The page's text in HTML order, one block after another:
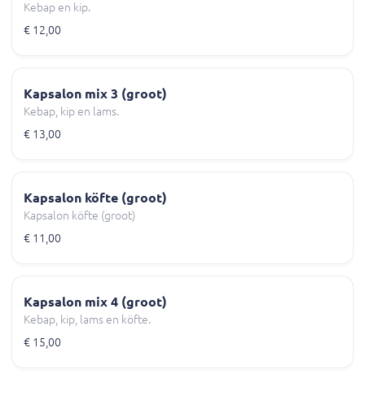
Kebap en kip.
€ 12,00
Kapsalon mix 3 (groot)
Kebap, kip en lams.
€ 13,00
Kapsalon köfte (groot)
Kapsalon köfte (groot)
€ 11,00
Kapsalon mix 4 (groot)
Kebap, kip, lams en köfte.
€ 15,00